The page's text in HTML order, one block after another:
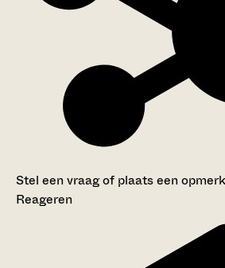
Stel een vraag of plaats een
Reageren